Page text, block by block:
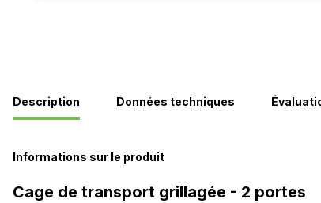
Description Données techniques
Informations sur le produit
Cage de transport grillagée - 2 portes